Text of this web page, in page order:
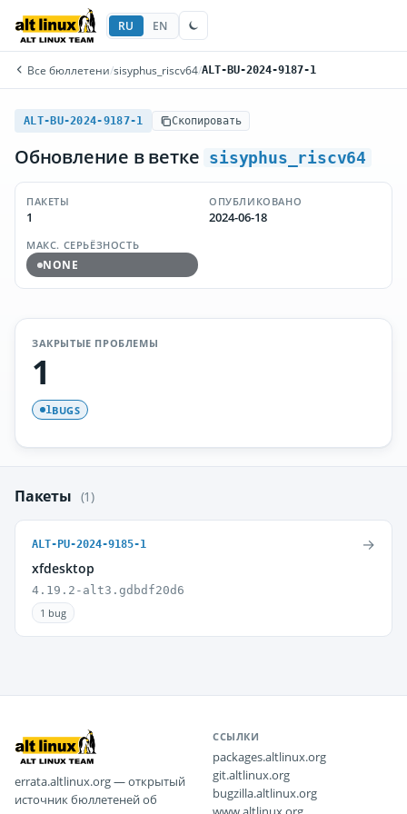
RU EN
Все бюллетени/sisyphus_riscv64/ALT-BU-2024-9187-1
ALT-BU-2024-9187-1 Скопировать
Обновление в ветке sisyphus_riscv64
ПАКЕТЫ
1
ОПУБЛИКОВАНО
2024-06-18
МАКС. СЕРЬЁЗНОСТЬ
NONE
ЗАКРЫТЫЕ ПРОБЛЕМЫ
1
1BUGS
Пакеты (1)
ALT-PU-2024-9185-1
xfdesktop
4.19.2-alt3.gdbdf20d6
1 bug
→
errata.altlinux.org — открытый
источник бюллетеней об
ССЫЛКИ
packages.altlinux.org
git.altlinux.org
bugzilla.altlinux.org